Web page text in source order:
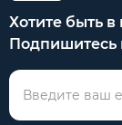
Хотите быть в
Подпишитесь